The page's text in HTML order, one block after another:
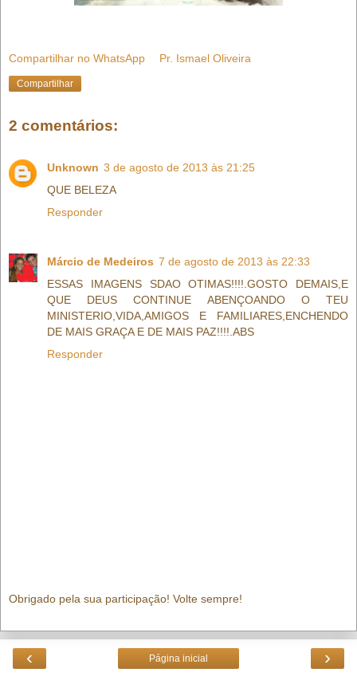
Compartilhar no WhatsApp Pr. Ismael Oliveira
Compartilhar
2 comentários:
Unknown 3 de agosto de 2013 às 21:25
QUE BELEZA
Responder
Márcio de Medeiros 7 de agosto de 2013 às 22:33
ESSAS IMAGENS SDAO OTIMAS!!!!.GOSTO DEMAIS,E
QUE DEUS CONTINUE ABENÇOANDO O TEU
MINISTERIO,VIDA,AMIGOS E FAMILIARES,ENCHENDO
DE MAIS GRAÇA E DE MAIS PAZ!!!!.ABS
Responder
Obrigado pela sua participação! Volte sempre!
‹ ›
Página inicial